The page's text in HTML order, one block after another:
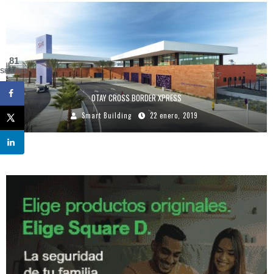
OTAY CROSS BORDER XPRESS
Smart Building 22 enero, 2019
81
SHARES